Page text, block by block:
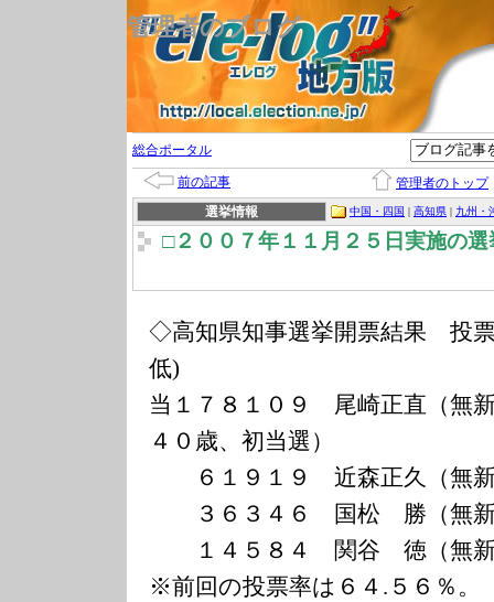
管理者のブログ
総合ポータル
前の記事
管理者のトップ
選挙情報
中国・四国 | 高知県 | 九州・
□２００７年１１月２５日実施の
◇高知県知事選挙開票結果 投
低)
当１７８１０９ 尾崎正直（無
４０歳、初当選）
６１９１９ 近森正久（無新
３６３４６ 国松 勝（無新
１４５８４ 関谷 徳（無新
※前回の投票率は６４.５６％。